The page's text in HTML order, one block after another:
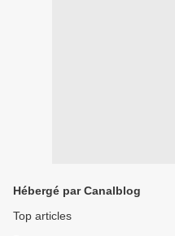
Hébergé par Canalblog
Top articles